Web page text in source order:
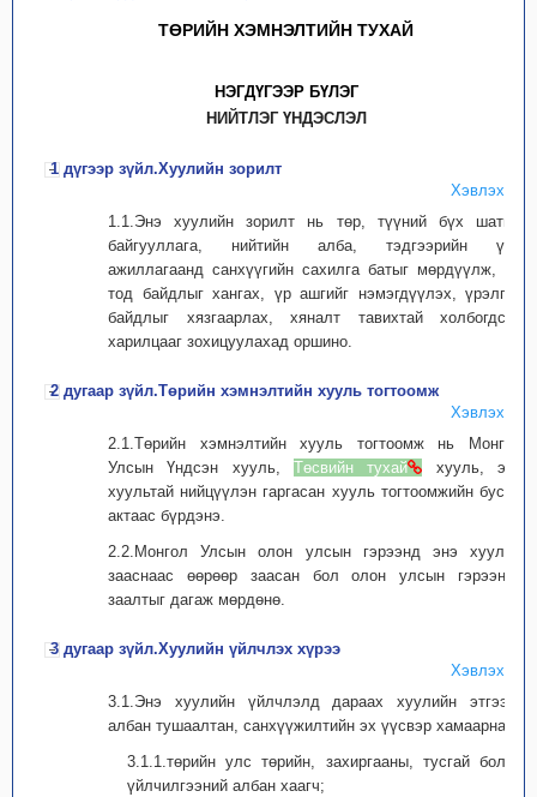
ТӨРИЙН ХЭМНЭЛТИЙН ТУХАЙ
НЭГДҮГЭЭР БҮЛЭГ
НИЙТЛЭГ ҮНДЭСЛЭЛ
1 дүгээр зүйл.Хуулийн зорилт
Хэвлэх
1.1.Энэ хуулийн зорилт нь төр, түүний бүх шатны
байгууллага, нийтийн алба, тэдгээрийн үйл
ажиллагаанд санхүүгийн сахилга батыг мөрдүүлж, ил
тод байдлыг хангах, үр ашгийг нэмэгдүүлэх, үрэлгэн
байдлыг хязгаарлах, хяналт тавихтай холбогдсон
харилцааг зохицуулахад оршино.
2 дугаар зүйл.Төрийн хэмнэлтийн хууль тогтоомж
Хэвлэх
2.1.Төрийн хэмнэлтийн хууль тогтоомж нь Монгол
Улсын Үндсэн хууль, Төсвийн тухай
хууль, энэ
хуультай нийцүүлэн гаргасан хууль тогтоомжийн бусад
актаас бүрдэнэ.
2.2.Монгол Улсын олон улсын гэрээнд энэ хуульд
зааснаас өөрөөр заасан бол олон улсын гэрээний
заалтыг дагаж мөрдөнө.
3 дугаар зүйл.Хуулийн үйлчлэх хүрээ
Хэвлэх
3.1.Энэ хуулийн үйлчлэлд дараах хуулийн этгээд,
албан тушаалтан, санхүүжилтийн эх үүсвэр хамаарна:
3.1.1.төрийн улс төрийн, захиргааны, тусгай болон
үйлчилгээний албан хаагч;